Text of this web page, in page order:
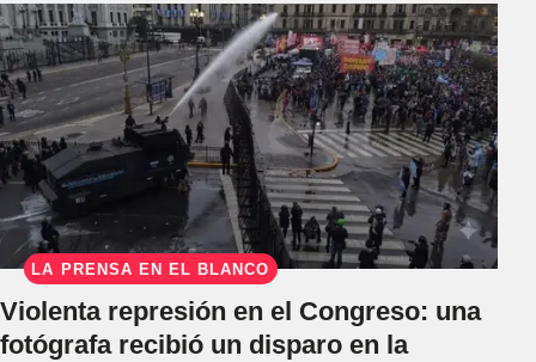
LA PRENSA EN EL BLANCO
Violenta represión en el Congreso: una
fotógrafa recibió un disparo en la